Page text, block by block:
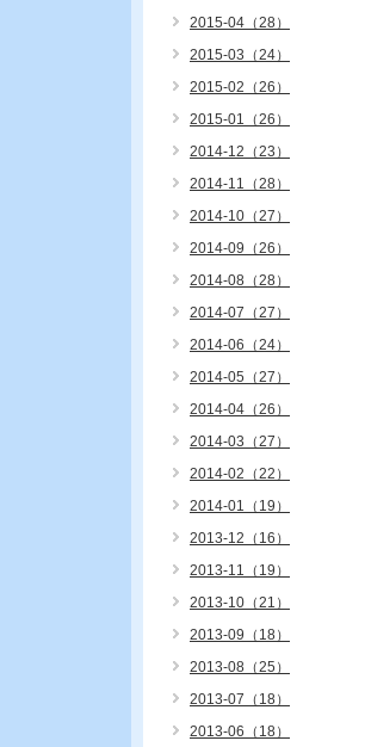
2015-04（28）
2015-03（24）
2015-02（26）
2015-01（26）
2014-12（23）
2014-11（28）
2014-10（27）
2014-09（26）
2014-08（28）
2014-07（27）
2014-06（24）
2014-05（27）
2014-04（26）
2014-03（27）
2014-02（22）
2014-01（19）
2013-12（16）
2013-11（19）
2013-10（21）
2013-09（18）
2013-08（25）
2013-07（18）
2013-06（18）